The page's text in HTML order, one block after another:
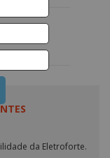
da Eletroforte.